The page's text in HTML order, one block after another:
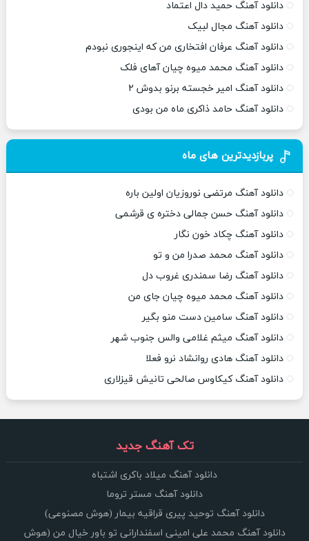
دانلود آهنگ حمید دال اعتماد
دانلود آهنگ مجال لبیک
دانلود آهنگ عرفان افتخاری من که اینجوری نبودم
دانلود آهنگ محمد میوه چیان آهای فلک
دانلود آهنگ امیر خجسته برنو بدوش ۲
دانلود آهنگ حامد ذاکری ماه من بودی
پربازدیدترین های ماه
دانلود آهنگ مرتضی نوروزیان اولین باره
دانلود آهنگ حسن جمالی دختره ی قرشمی
دانلود آهنگ چکاد خون نگار
دانلود آهنگ محمد صدرا من و تو
دانلود آهنگ رضا سمندری غروب دل
دانلود آهنگ محمد میوه چیان جای من
دانلود آهنگ سامین دست منو بگیر
دانلود آهنگ میثم غلامی والس جنوب شهر
دانلود آهنگ هادی روانشاد نرو فعلا
دانلود آهنگ کیکاوس صالحی تانیش قیزلاری
تک آهنگ جدید
دانلود آهنگ میلاد باکری اشتباه
دانلود آهنگ مستر تروما
دانلود آهنگ توحید پیری قراقیه بیمار (هوش مصنوعی)
دانلود آهنگ محمد علی امینی اسفندارانی تو باور خیال من (هوش